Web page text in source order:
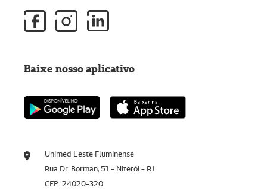
Unimed Leste Fluminense
Rua Dr. Borman, 51 - Niterói - RJ
CEP: 24020-320
Baixe nosso aplicativo